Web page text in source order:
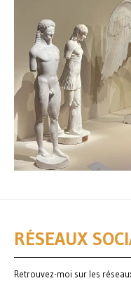
RÉSEAUX
Retrouvez-moi sur les